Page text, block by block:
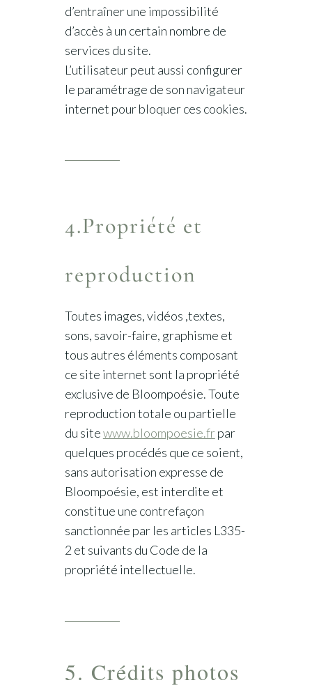
d’entraîner une impossibilité
d’accès à un certain nombre de
services du site.
L’utilisateur peut aussi configurer
le paramétrage de son navigateur
internet pour bloquer ces cookies.
4.Propriété et
reproduction
Toutes images, vidéos ,textes,
sons, savoir-faire, graphisme et
tous autres éléments composant
ce site internet sont la propriété
exclusive de Bloompoésie. Toute
reproduction totale ou partielle
du sitewww.bloompoesie.frpar
quelques procédés que ce soient,
sans autorisation expresse de
Bloompoésie, est interdite et
constitue une contrefaçon
sanctionnée par les articles L335-
2 et suivants du Code de la
propriété intellectuelle.
5. Crédits photos